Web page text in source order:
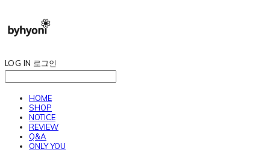
LOG IN 로그인
HOME
SHOP
NOTICE
REVIEW
Q&A
ONLY YOU